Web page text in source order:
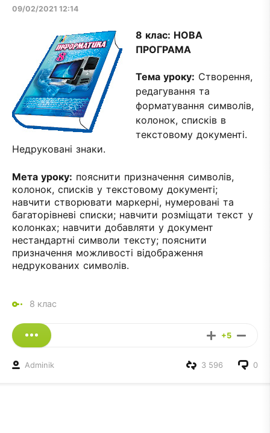
09/02/2021 12:14
8 клас: НОВА
ПРОГРАМА
Тема уроку: Створення,
редагування та
форматування символів,
колонок, списків в
текстовому документі.
Недруковані знаки.
Мета уроку: пояснити призначення символів,
колонок, списків у текстовому документі;
навчити створювати маркерні, нумеровані та
багаторівневі списки; навчити розміщати текст у
колонках; навчити добавляти у документ
нестандартні символи тексту; пояснити
призначення можливості відображення
недрукованих символів.
8 клас
+5
Adminik 0
3 596